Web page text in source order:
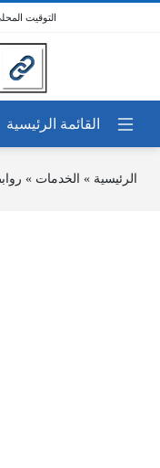
الرئيسية » الخدمات »